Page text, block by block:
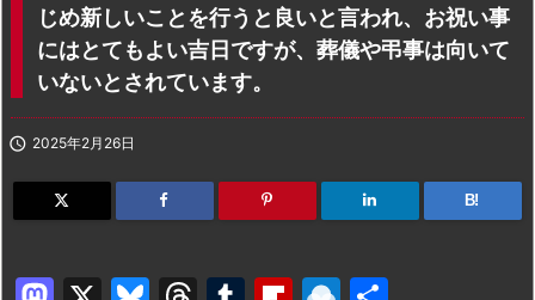
じめ新しいことを行うと良いと言われ、お祝い事
にはとてもよい吉日ですが、葬儀や弔事は向いて
いないとされています。
 2025年2月26日
B!